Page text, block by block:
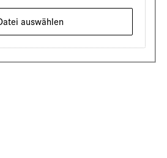
auswählen